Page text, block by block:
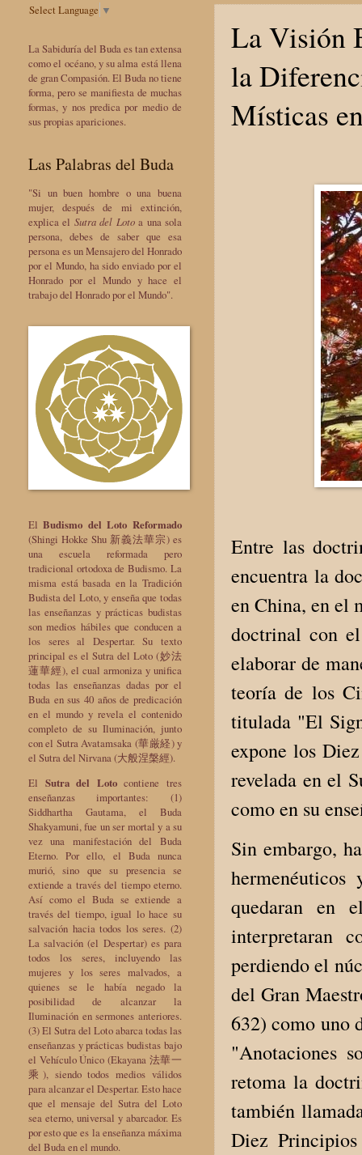
La Visión
la
Místicas
Entre las
encuentra la
en China, en el
doctrinal con
elaborar de
teoría de los
titulada "El
expone los
revelada en el
como en su
Sin embargo,
quedaran en
interpretaran
perdiendo el
del Gran
632) como uno
"Anotaciones
retoma la
también
Diez
Select Language ▼
La Sabiduría del Buda es tan extensa
como el océano, y su alma está llena
de gran Compasión. El Buda no tiene
forma, pero se manifiesta de muchas
formas, y nos predica por medio de
sus propias apariciones.
Las Palabras del Buda
"Si un buen hombre o una buena
mujer, después de mi extinción,
explica el Sutra del Lotoa una sola
persona, debes de saber que esa
persona es un Mensajero del Honrado
por el Mundo, ha sido enviado por el
Honrado por el Mundo y hace el
trabajo del Honrado por el Mundo".
ElBudismo del Loto Reformado
(Shingi Hokke Shu 新義法華宗) es
una escuela reformada pero
tradicional ortodoxa de Budismo. La
misma está basada en la Tradición
Budista del Loto, y enseña que todas
las enseñanzas y prácticas budistas
son medios hábiles que conducen a
los seres al Despertar. Su texto
principal es el Sutra del Loto (妙法
蓮華經), el cual armoniza y unifica
todas las enseñanzas dadas por el
Buda en sus 40 años de predicación
en el mundo y revela el contenido
completo de su Iluminación, junto
con el Sutra Avatamsaka (華厳経) y
el Sutra del Nirvana (大般涅槃經).
El Sutra del Lotocontiene tres
enseñanzas importantes: (1)
Siddhartha Gautama, el Buda
Shakyamuni, fue un ser mortal y a su
vez una manifestación del Buda
Eterno. Por ello, el Buda nunca
murió, sino que su presencia se
extiende a través del tiempo eterno.
Así como el Buda se extiende a
través del tiempo, igual lo hace su
salvación hacia todos los seres. (2)
La salvación (el Despertar) es para
todos los seres, incluyendo las
mujeres y los seres malvados, a
quienes se le había negado la
posibilidad de alcanzar la
Iluminación en sermones anteriores.
(3) El Sutra del Loto abarca todas las
enseñanzas y prácticas budistas bajo
el Vehículo Único (Ekayana 法華一
乘), siendo todos medios válidos
para alcanzar el Despertar. Esto hace
que el mensaje del Sutra del Loto
sea eterno, universal y abarcador. Es
por esto que es la enseñanza máxima
del Buda en el mundo.